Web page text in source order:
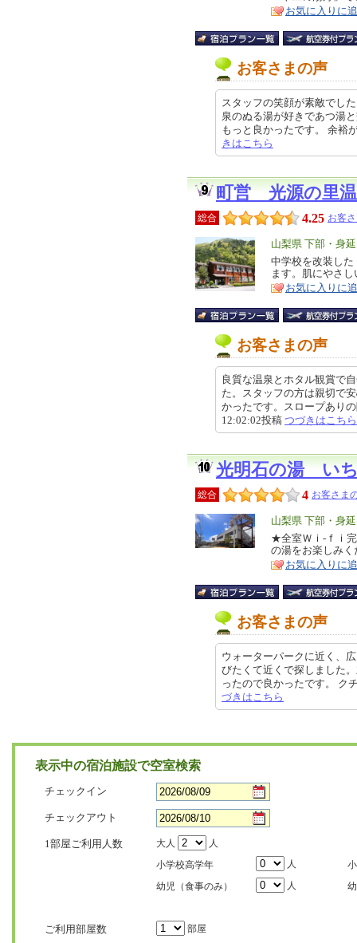
お気に入りに
お客さまの声
スタッフの笑顔が素敵でし
泉のぬる湯が好きであつ湯
もっと良かったです。 余
きはこちら
町営 光源の里
総合 4.25 お客
エ
リ
ア
山梨県 下部・身
特
徴
中学校を改装し
ます。肌にやさ
お気に入りに
お客さまの声
良質な温泉とホタル観賞で
た。スタッフの方は親切で
かったです。スロープあり
12:02:02投稿 つづきはこちら
光明石の湯 い
総合 4 お客さま
エ
リ
ア
山梨県 下部・身
特
徴
★全室Ｗｉ-ｆｉ
の湯をお楽しみ
お気に入りに
お客さまの声
ウォーターパークに近く、
びたくて近くで探しました
ったので良かったです。
づきはこちら
表示中の宿泊施設で空室検索
チェックイン
チェックアウト
1部屋ご利用人数 大人
人
小学校高学年
人
幼児（食事のみ）
人
ご利用部屋数 部屋